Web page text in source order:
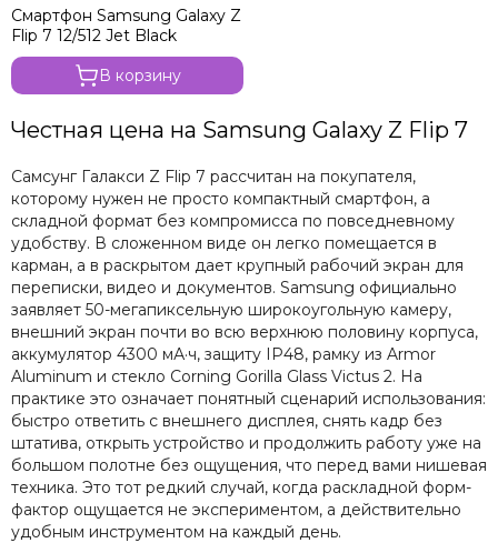
Смартфон Samsung Galaxy Z
Flip 7 12/512 Jet Black
В корзину
Честная цена на Samsung Galaxy Z Flip 7
Самсунг Галакси Z Flip 7 рассчитан на покупателя,
которому нужен не просто компактный смартфон, а
складной формат без компромисса по повседневному
удобству. В сложенном виде он легко помещается в
карман, а в раскрытом дает крупный рабочий экран для
переписки, видео и документов. Samsung официально
заявляет 50-мегапиксельную широкоугольную камеру,
внешний экран почти во всю верхнюю половину корпуса,
аккумулятор 4300 мА·ч, защиту IP48, рамку из Armor
Aluminum и стекло Corning Gorilla Glass Victus 2. На
практике это означает понятный сценарий использования:
быстро ответить с внешнего дисплея, снять кадр без
штатива, открыть устройство и продолжить работу уже на
большом полотне без ощущения, что перед вами нишевая
техника. Это тот редкий случай, когда раскладной форм-
фактор ощущается не экспериментом, а действительно
удобным инструментом на каждый день.